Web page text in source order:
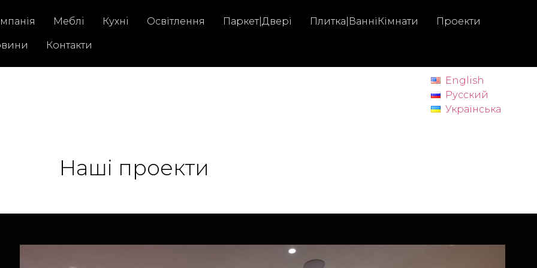
Меблi Кухнi Освітлення Паркет|Двері Плитка|ВанніКімнати Проекти
Контакти
English
Русский
Українська
Наші проекти